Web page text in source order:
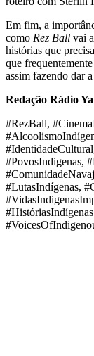
Em fim, a
como Rez Ball vai
histórias que
que
assim fazendo dar
Redação Rádio
#RezBall,
#PovosIndigenas,
#LutasIndígenas,